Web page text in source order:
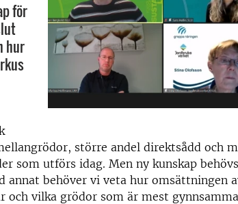
för
hur
större andel direktsådd och
som utförs idag. Men ny kunskap
annat behöver vi veta hur omsättningen
och vilka grödor som är mest